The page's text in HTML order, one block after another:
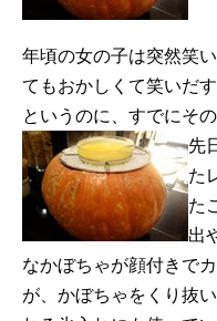
年頃の女の子は突然笑
てもおかしくて笑いだ
というのに、すでにそ
先
た
た
出
なかぼちゃが顔付きで
が、かぼちゃをくり抜